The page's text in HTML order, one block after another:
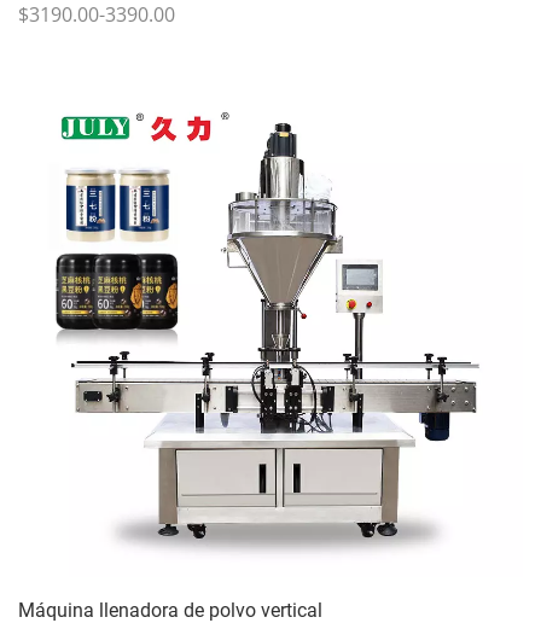
$3190.00-3390.00
Máquina llenadora de polvo vertical